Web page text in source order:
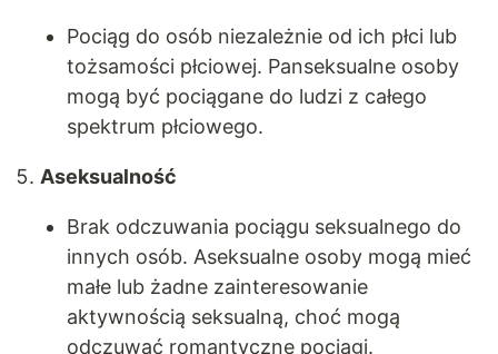
Pociąg do osób niezależnie od ich płci lub
tożsamości płciowej. Panseksualne osoby
mogą być pociągane do ludzi z całego
spektrum płciowego.
Aseksualność
Brak odczuwania pociągu seksualnego do
innych osób. Aseksualne osoby mogą mieć
małe lub żadne zainteresowanie
aktywnością seksualną, choć mogą
odczuwać romantyczne pociągi.